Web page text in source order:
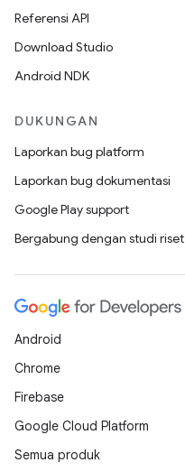
Referensi API
Download Studio
Android NDK
DUKUNGAN
Laporkan bug platform
Laporkan bug dokumentasi
Google Play support
Bergabung dengan studi riset
Android
Chrome
Firebase
Google Cloud Platform
Semua produk